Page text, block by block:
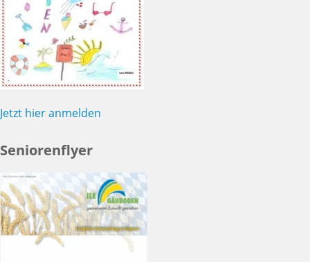
Jetzt hier anmelden
Seniorenflyer